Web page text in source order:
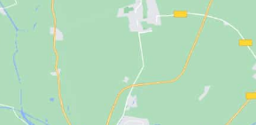
Kattints ide a térkép megjelenítéséhez